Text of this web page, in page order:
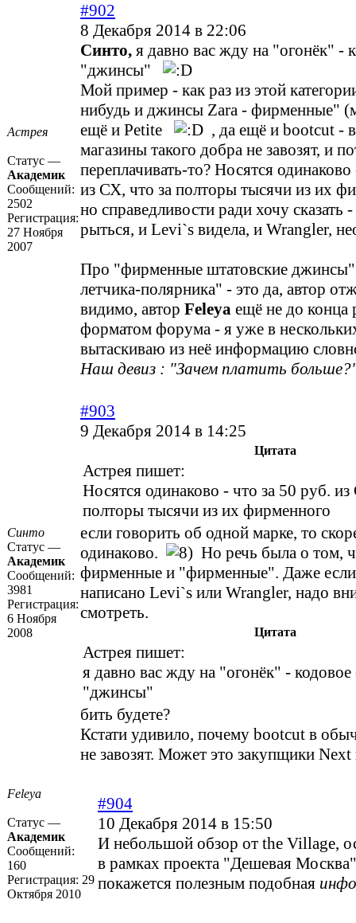
Астрея
Статус —
Академик
Сообщений:
2502
Регистрация:
27 Ноября
2007
#902
8 Декабря 2014 в 22:06
Синто, я давно вас жду на "огонёк" -
"джинсы"
Мой пример - как раз из этой
нибудь и джинсы Zara - фирменные"
ещё и Petite
, да ещё и bootcut -
магазины такого добра не завозят, и
переплачивать-то? Носятся
из СХ, что за полторы тысячи из их
но справедливости ради хочу сказать
рыться, и Levi`s видела, и Wrangler,
Про "фирменные штатовские
летчика-полярника" - это да, автор
видимо, автор Feleya ещё не до конца
форматом форума - я уже в
вытаскиваю из неё информацию
Наш девиз : "Зачем платить
Синто
Статус —
Академик
Сообщений:
3981
Регистрация:
6 Ноября
2008
#903
9 Декабря 2014 в 14:25
Цитата
Астрея пишет:
Носятся одинаково - что за 50 руб.
полторы тысячи из их фирменного
если говорить об одной марке, то
одинаково.
Но речь была о том,
фирменные и "фирменные". Даже
написано Levi`s или Wrangler, надо
смотреть.
Цитата
Астрея пишет:
я давно вас жду на "огонёк" - кодовое
"джинсы"
бить будете?
Кстати удивило, почему bootcut в
не завозят. Может это закупщики Next
Feleya
Статус —
Академик
Сообщений:
160
Регистрация: 29
Октября 2010
#904
10 Декабря 2014 в 15:50
И небольшой обзор от the Village,
в рамках проекта "Дешевая
покажется полезным подобная